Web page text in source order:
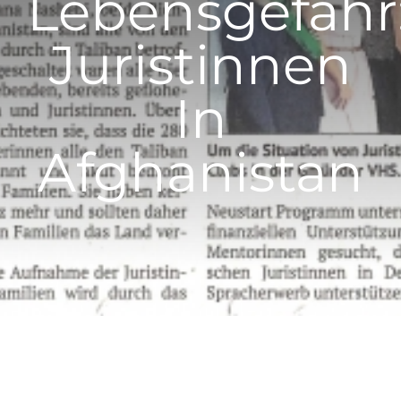
Juristinnen
In
Afghanistan